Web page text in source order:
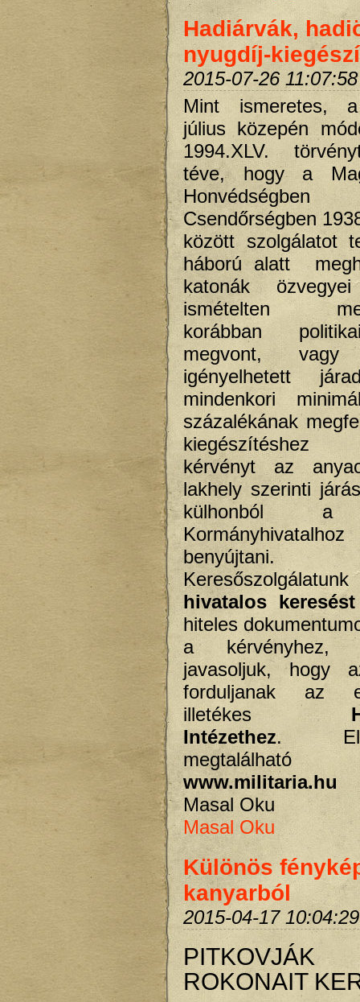
Hadiárvák,
nyugdíj-
2015-07-26 11:07:58
Mint ismeretes,
július közepén
1994.XLV.
téve, hogy a
Csendőrségben
között szolgálatot
háború alatt
katonák
ismételten
korábban
megvont,
igényelhetett
mindenkori
százalékának
kiegészítéshez
kérvényt az
lakhely szerinti
külhonból a
benyújtani.
hivatalos keresést
hiteles
a kérvényhez,
javasoljuk, hogy
forduljanak az
illetékes
Intézethez.
www.militaria.hu
Masal Oku
Masal Oku
Különös
kanyarból
2015-04-17 10:04:29
ROKONAIT